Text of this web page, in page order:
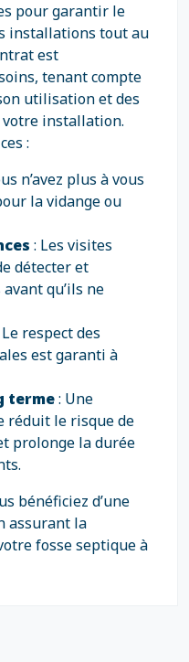
pour garantir le
installations tout au
est
tenant compte
utilisation et des
installation.
:
n’avez plus à vous
la vidange ou
: Les visites
détecter et
qu’ils ne
Le respect des
est garanti à
terme: Une
réduit le risque de
prolonge la durée
bénéficiez d’une
assurant la
fosse septique à